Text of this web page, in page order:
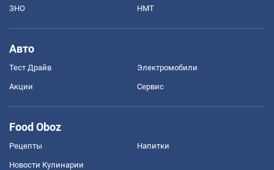
ЗНО НМТ
Авто
Тест Драйв Электромобили
Акции Сервис
Food Oboz
Рецепты Напитки
Новости Кулинарии